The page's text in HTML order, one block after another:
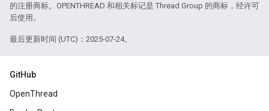
的注册商标。OPENTHREAD 和相关标记是 Thread Group 的商标，经许可
后使用。
最后更新时间 (UTC)：2025-07-24。
GitHub
OpenThread